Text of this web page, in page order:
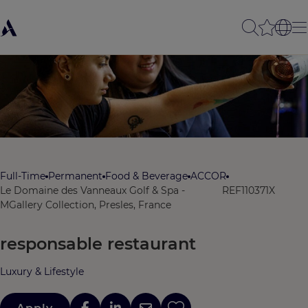
Full-Time Permanent Food & Beverage ACCOR
Le Domaine des Vanneaux Golf & Spa -
MGallery Collection, Presles, France
REF110371X
responsable restaurant
Luxury & Lifestyle